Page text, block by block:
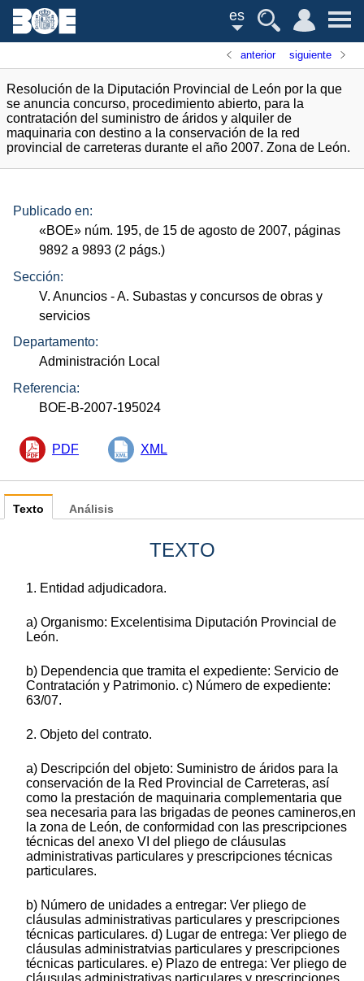
es
anterior siguiente
Resolución de la Diputación Provincial de León por la que
se anuncia concurso, procedimiento abierto, para la
contratación del suministro de áridos y alquiler de
maquinaria con destino a la conservación de la red
provincial de carreteras durante el año 2007. Zona de León.
Publicado en:
«BOE» núm. 195, de 15 de agosto de 2007, páginas
9892 a 9893 (2 págs.)
Sección:
V. Anuncios - A. Subastas y concursos de obras y
servicios
Departamento:
Administración Local
Referencia:
BOE-B-2007-195024
PDF XML
Texto
TEXTO
1. Entidad adjudicadora.
a) Organismo: Excelentisima Diputación Provincial de
León.
b) Dependencia que tramita el expediente: Servicio de
Contratación y Patrimonio. c) Número de expediente:
63/07.
2. Objeto del contrato.
a) Descripción del objeto: Suministro de áridos para la
conservación de la Red Provincial de Carreteras, así
como la prestación de maquinaria complementaria que
sea necesaria para las brigadas de peones camineros,en
la zona de León, de conformidad con las prescripciones
técnicas del anexo VI del pliego de cláusulas
administrativas particulares y prescripciones técnicas
particulares.
b) Número de unidades a entregar: Ver pliego de
cláusulas administrativas particulares y prescripciones
técnicas particulares. d) Lugar de entrega: Ver pliego de
cláusulas administratvias particulares y prescripciones
técnicas particulares. e) Plazo de entrega: Ver pliego de
cláusulas administrativas particulares y prescripciones
Análisis